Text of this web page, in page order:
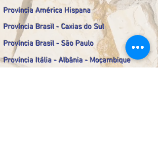
Província América Hispana
Província Brasil - Caxias do Sul
Província Brasil - São Paulo
Província Itália - Albânia - Moçambique